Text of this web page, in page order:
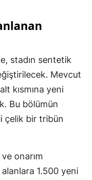
stadın sentetik
Mevcut
kısmına yeni
Bu bölümün
çelik bir tribün
onarım
alanlara 1.500 yeni